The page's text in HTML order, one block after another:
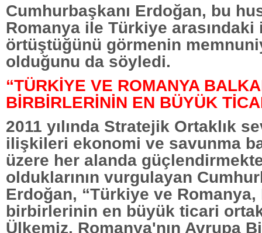
Cumhurbaşkanı Erdoğan, bu
Romanya ile Türkiye arasındaki
örtüştüğünü görmenin
olduğunu da söyledi.
“TÜRKİYE VE ROMANYA
BİRBİRLERİNİN EN BÜYÜK
2011 yılında Stratejik Ortaklık
ilişkileri ekonomi ve savunma
üzere her alanda
olduklarının vurgulayan
Erdoğan, “Türkiye ve
birbirlerinin en büyük ticari
Ülkemiz, Romanya'nın Avrupa